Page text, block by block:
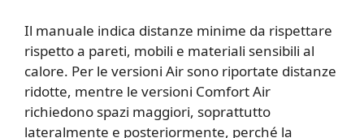
Il manuale indica distanze minime da rispettare
rispetto a pareti, mobili e materiali sensibili al
calore. Per le versioni Air sono riportate distanze
ridotte, mentre le versioni Comfort Air
richiedono spazi maggiori, soprattutto
lateralmente e posteriormente, perché la